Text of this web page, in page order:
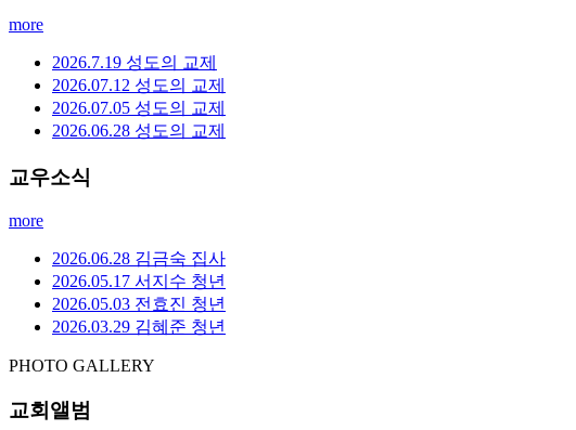
more
2026.7.19 성도의 교제
2026.07.12 성도의 교제
2026.07.05 성도의 교제
2026.06.28 성도의 교제
교우소식
more
2026.06.28 김금숙 집사
2026.05.17 서지수 청년
2026.05.03 전효진 청년
2026.03.29 김혜준 청년
PHOTO GALLERY
교회앨범